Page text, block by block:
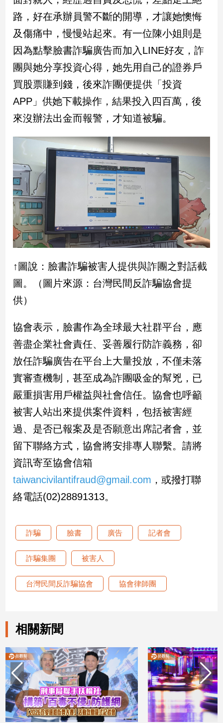
樂
樂
星
聞
流
行/
尚
星
生
活
建
築/
內
設
計
旅
美
星
座/
命
理
消
費
健
康/
親
感
情
藝
術
文
電
影
推
遊
戲
運
動
寵
物
Pet
路，好在承辦員警不斷的開導，才讓她懊悔
及傷痛中，慢慢站起來。有一位陳小姐則是
因為點擊臉書詐騙廣告而加入LINE好友，詐
團與她分享投資心得，她先用自己的證券戶
買股票賺到錢，後來詐團便提供「投資
APP」供她下載操作，結果投入四百萬，後
來沒辦法出金而報警，才知道被騙。
↑圖說：臉書詐騙被害人提供與詐團之對話截
圖。（圖片來源：台灣民間反詐騙協會提
供）
協會表示，臉書作為全球最大社群平台，應
善盡企業社會責任、妥善履行防詐義務，卻
放任詐騙廣告在平台上大量投放，不僅未落
實審查機制，甚至成為詐團吸金的幫兇，已
嚴重損害用戶權益與社會信任。協會也呼籲
被害人站出來提供案件資料，包括被害經
過、是否已報案及是否願意出席記者會，並
留下聯絡方式，協會將安排專人聯繫。請將
資訊寄至協會信箱
taiwancivilantifraud@gmail.com ，或撥打聯
絡電話(02)28891313。
詐騙 臉書 廣告 記者會
詐騙集團 被害人
台灣民間反詐騙協會 協會律師團
相關新聞